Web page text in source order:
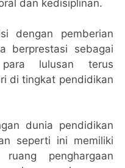
dan kedisiplinan.
dengan pemberian
berprestasi sebagai
lulusan terus
di tingkat pendidikan
dunia pendidikan
seperti ini memiliki
penghargaan